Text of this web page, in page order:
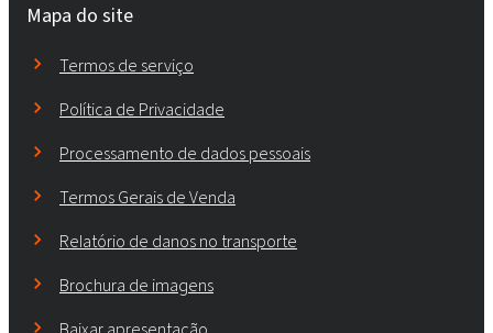
Mapa do site
Termos de serviço
Política de Privacidade
Processamento de dados pessoais
Termos Gerais de Venda
Relatório de danos no transporte
Brochura de imagens